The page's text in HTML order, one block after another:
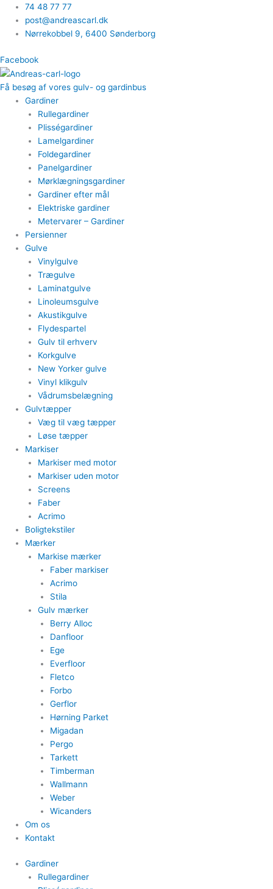
indholdet
74 48 77 77
post@andreascarl.dk
Nørrekobbel 9, ​6400 Sønderborg
Facebook
Få besøg af vores gulv- og gardinbus
Gardiner
Rullegardiner
Plisségardiner​
Lamelgardiner​
Foldegardiner
Panelgardiner​
Mørklægningsgardiner
Gardiner efter mål​
Elektriske gardiner​
Metervarer​ – Gardiner
Persienner
Gulve
Vinylgulve​
Trægulve
Laminatgulve
Linoleumsgulve
Akustikgulve
Flydespartel
Gulv til erhverv
Korkgulve
New Yorker gulve
Vinyl klikgulv
Vådrumsbelægning
Gulvtæpper​
Væg til væg tæpper
​Løse tæpper
Markiser
Markiser med motor​
Markiser uden motor​
Screens
Faber
Acrimo​
Boligtekstiler​
Mærker
Markise mærker
Faber markiser
Acrimo​
Stila​
Gulv mærker
Berry Alloc
Danfloor
Ege
Everfloor
Fletco
Forbo
Gerflor
Hørning Parket
Migadan
Pergo
Tarkett
Timberman
Wallmann
Weber
Wicanders
Om os
Kontakt
Gardiner
Rullegardiner